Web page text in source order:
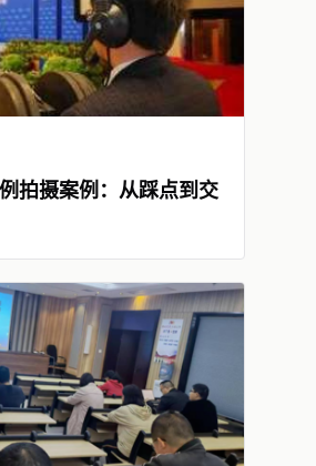
拍摄案例：从踩点到交